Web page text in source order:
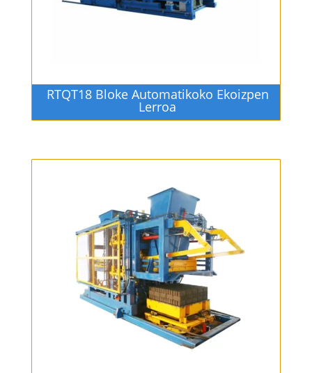
RTQT18 Bloke Automatikoko Ekoizpen
Lerroa